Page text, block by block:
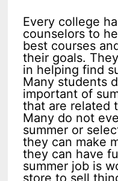
Every college
counselors to
best courses
their goals.
in helping find
Many students
important of
that are related
Many do not
summer or
they can make
they can have
summer job is
store to sell